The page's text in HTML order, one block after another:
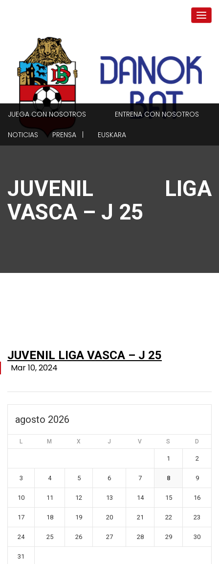
JUEGA CON NOSOTROS ENTRENA CON NOSOTROS
NOTICIAS PRENSA | EUSKARA
JUVENIL LIGA
VASCA – J 25
JUVENIL LIGA VASCA – J 25
Mar 10, 2024
agosto 2026
L M X J V S D
1 2
3 4 5 6 7 8 9
10 11 12 13 14 15 16
17 18 19 20 21 22 23
24 25 26 27 28 29 30
31